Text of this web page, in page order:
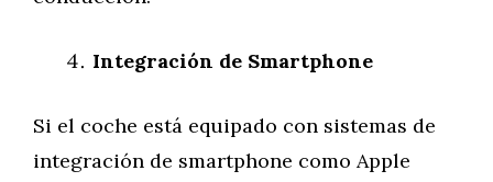
Integración de Smartphone
Si el coche está equipado con sistemas de
integración de smartphone como Apple